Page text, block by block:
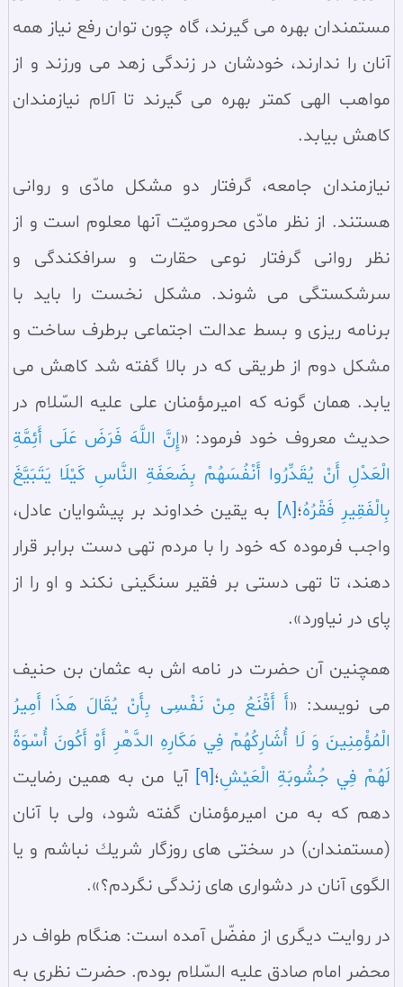
مستمندان بهره مى گيرند، گاه چون توان رفع نياز همه
آنان را ندارند، خودشان در زندگى زهد مى ورزند و از
مواهب الهى كمتر بهره مى گيرند تا آلام نيازمندان
كاهش بيابد.
نيازمندان جامعه، گرفتار دو مشكل مادّى و روانى
هستند. از نظر مادّى محروميّت آنها معلوم است و از
نظر روانى گرفتار نوعى حقارت و سرافكندگى و
سرشكستگى مى شوند. مشكل نخست را بايد با
برنامه ريزى و بسط عدالت اجتماعى برطرف ساخت و
مشكل دوم از طريقى كه در بالا گفته شد كاهش مى
يابد. همان گونه كه اميرمؤمنان على عليه السّلام در
حديث معروف خود فرمود: «إِنَّ اللَّهَ فَرَضَ عَلَى أَئِمَّةِ
الْعَدْلِ أَنْ يُقَدِّرُوا أَنْفُسَهُمْ‏ بِضَعَفَةِ النَّاسِ‏ كَيْلَا يَتَبَيَّغَ
بِالْفَقِيرِ فَقْرُهُ؛[8] به يقين خداوند بر پيشوايان عادل،
واجب فرموده كه خود را با مردم تهى دست برابر قرار
دهند، تا تهى دستى بر فقير سنگينى نكند و او را از
پاى در نياورد».
همچنين آن حضرت در نامه اش به عثمان بن حنيف
مى نويسد: «أَ أَقْنَعُ مِنْ نَفْسِی بِأَنْ يُقَالَ هَذَا أَمِيرُ
الْمُؤْمِنِينَ وَ لَا أُشَارِكُهُمْ فِي مَكَارِهِ الدَّهْرِ أَوْ أَكُونَ أُسْوَةً
لَهُمْ فِي جُشُوبَةِ الْعَيْشِ‏؛[9] آيا من به همين رضايت
دهم كه به من اميرمؤمنان گفته شود، ولى با آنان
(مستمندان) در سختى هاى روزگار شريك نباشم و يا
الگوى آنان در دشوارى هاى زندگى نگردم؟».
در روايت ديگرى از مفضّل آمده است: هنگام طواف در
محضر امام صادق عليه السّلام بودم. حضرت نظرى به